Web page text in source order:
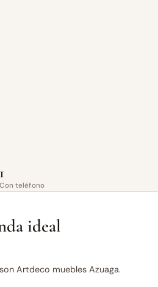
1
Con teléfono
ideal
Artdeco muebles Azuaga.